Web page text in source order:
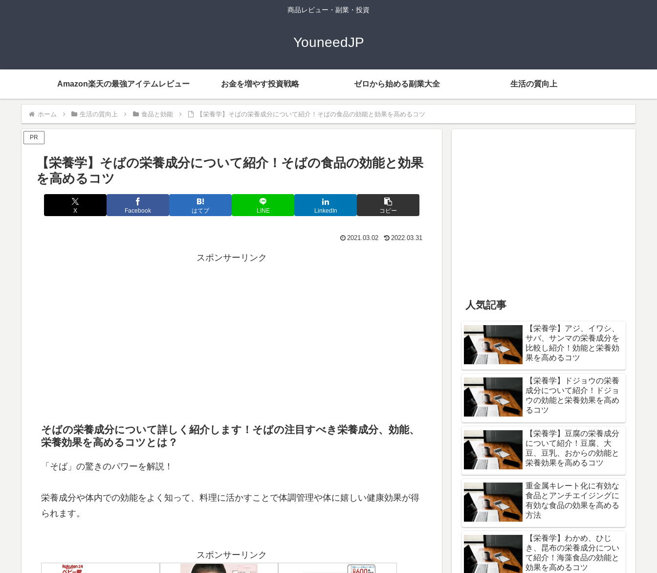
商品レビュー・副業・投資
YouneedJP
Amazon楽天の最強アイテムレビュー お金を増やす投資戦略 ゼロから始める副業大全 生活の質向上
ホーム 生活の質向上 食品と効能 【栄養学】そばの栄養成分について紹介！そばの食品の効能と効果を高めるコツ
PR
【栄養学】そばの栄養成分について紹介！そばの食品の効能と効果
を高めるコツ
X Facebook はてブ LINE LinkedIn コピー
2021.03.02 2022.03.31
スポンサーリンク
そばの栄養成分について詳しく紹介します！そばの注目すべき栄養成分、効能、
栄養効果を高めるコツとは？
「そば」の驚きのパワーを解説！
栄養成分や体内での効能をよく知って、料理に活かすことで体調管理や体に嬉しい健康効果が得
られます。
スポンサーリンク
人気記事
【栄養学】アジ、イワシ、
サバ、サンマの栄養成分を
比較し紹介！効能と栄養効
果を高めるコツ
【栄養学】ドジョウの栄養
成分について紹介！ドジョ
ウの効能と栄養効果を高め
るコツ
【栄養学】豆腐の栄養成分
について紹介！豆腐、大
豆、豆乳、おからの効能と
栄養効果を高めるコツ
重金属キレート化に有効な
食品とアンチエイジングに
有効な食品の効果を高める
方法
【栄養学】わかめ、ひじ
き、昆布の栄養成分につい
て紹介！海藻食品の効能と
効果を高めるコツ